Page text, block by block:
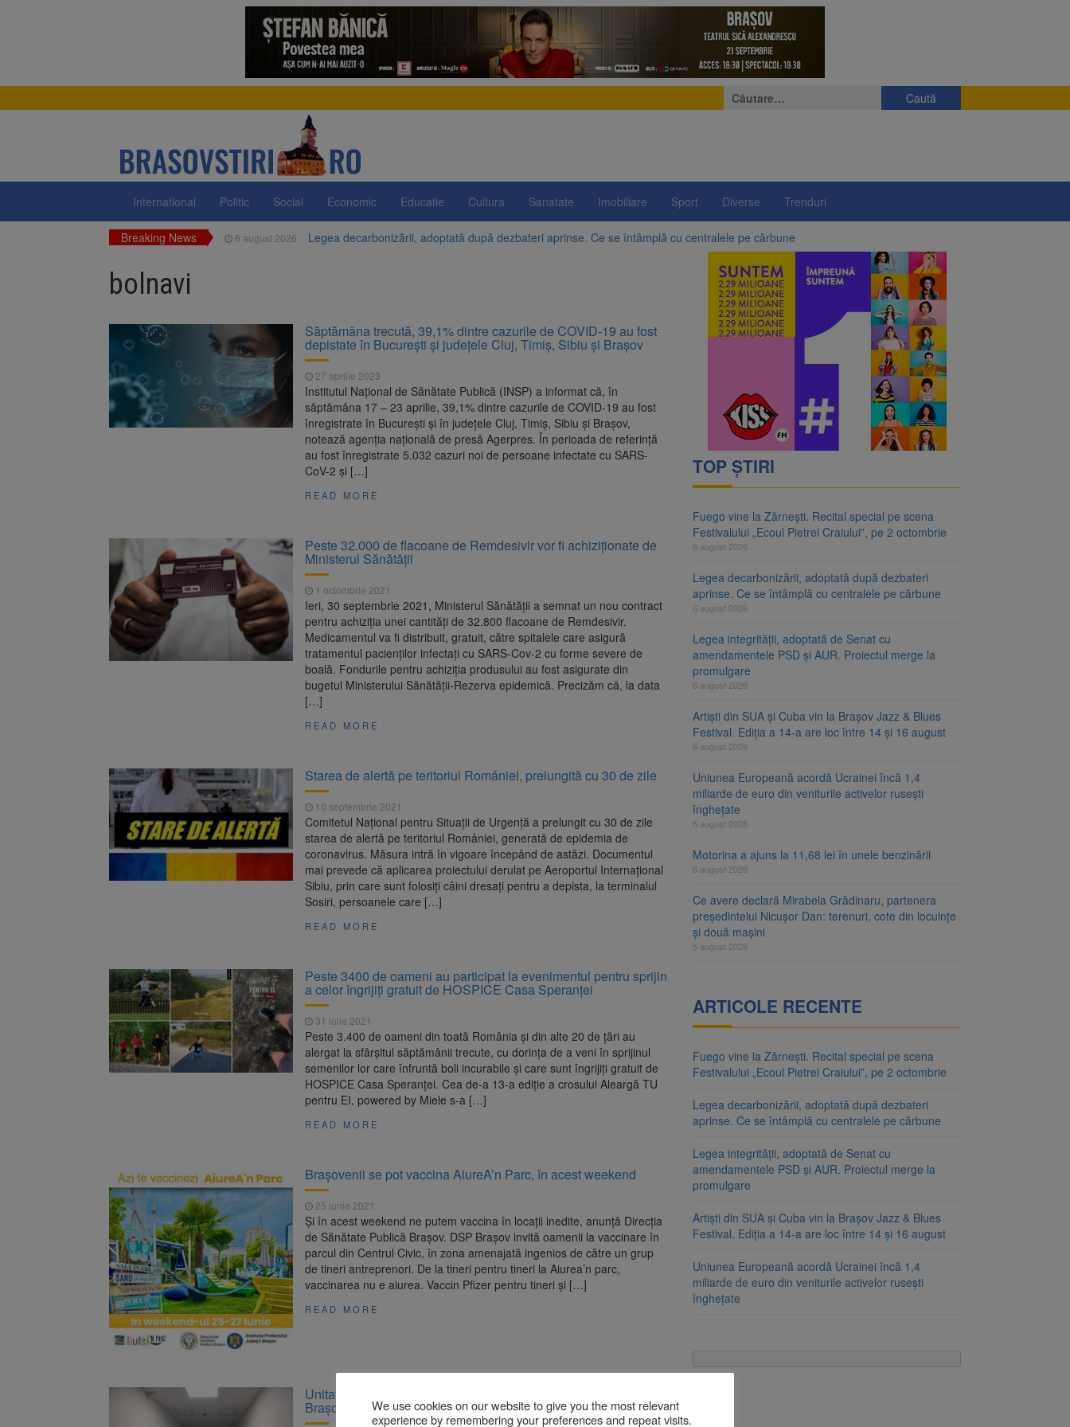
Caută
după:
International Politic Social Economic Educatie Cultura Sanatate Imobiliare Sport Diverse Trenduri
Breaking News 6 august 2026 Legea decarbonizării, adoptată după dezbateri aprinse. Ce se întâmplă cu centralele pe cărbune
Legea integrității, adoptată de Senat cu amendamentele PSD și AUR. Proiectul merge la promulgare
Artiști din SUA și Cuba vin la Brașov Jazz & Blues Festival. Ediția a 14-a are loc între 14 și 16 august
Uniunea Europeană acordă Ucrainei încă 1,4 miliarde de euro din veniturile activelor rusești înghețate
Fuego vine la Zărnești. Recital special pe scena Festivalului „Ecoul Pietrei Craiului”, pe 2 octombrie
bolnavi
Săptămâna trecută, 39,1% dintre cazurile de COVID-19 au fost
depistate în Bucureşti şi judeţele Cluj, Timiş, Sibiu şi Braşov
27 aprilie 2023
Institutul Naţional de Sănătate Publică (INSP) a informat că, în
săptămâna 17 – 23 aprilie, 39,1% dintre cazurile de COVID-19 au fost
înregistrate în Bucureşti şi în judeţele Cluj, Timiş, Sibiu şi Braşov,
notează agenția națională de presă Agerpres. În perioada de referinţă
au fost înregistrate 5.032 cazuri noi de persoane infectate cu SARS-
CoV-2 şi […]
READ MORE
Peste 32.000 de flacoane de Remdesivir vor fi achiziționate de
Ministerul Sănătății
1 octombrie 2021
Ieri, 30 septembrie 2021, Ministerul Sănătății a semnat un nou contract
pentru achiziția unei cantități de 32.800 flacoane de Remdesivir.
Medicamentul va fi distribuit, gratuit, către spitalele care asigură
tratamentul pacienților infectați cu SARS-Cov-2 cu forme severe de
boală. Fondurile pentru achiziția produsului au fost asigurate din
bugetul Ministerului Sănătății-Rezerva epidemică. Precizăm că, la data
[…]
READ MORE
Starea de alertă pe teritoriul României, prelungită cu 30 de zile
10 septembrie 2021
Comitetul Naţional pentru Situaţii de Urgenţă a prelungit cu 30 de zile
starea de alertă pe teritoriul României, generată de epidemia de
coronavirus. Măsura intră în vigoare începând de astăzi. Documentul
mai prevede că aplicarea proiectului derulat pe Aeroportul Internaţional
Sibiu, prin care sunt folosiţi câini dresaţi pentru a depista, la terminalul
Sosiri, persoanele care […]
READ MORE
Peste 3400 de oameni au participat la evenimentul pentru sprijin
a celor îngrijiți gratuit de HOSPICE Casa Speranței
31 iulie 2021
Peste 3.400 de oameni din toată România și din alte 20 de țări au
alergat la sfârșitul săptămânii trecute, cu dorința de a veni în sprijinul
semenilor lor care înfruntă boli incurabile și care sunt îngrijiți gratuit de
HOSPICE Casa Speranței. Cea de-a 13-a ediție a crosului Aleargă TU
pentru EI, powered by Miele s-a […]
READ MORE
Brașovenii se pot vaccina AiureA’n Parc, în acest weekend
25 iunie 2021
Și în acest weekend ne putem vaccina în locații inedite, anunță Direcția
de Sănătate Publică Brașov. DSP Brașov invită oamenii la vaccinare în
parcul din Centrul Civic, în zona amenajată ingenios de către un grup
de tineri antreprenori. De la tineri pentru tineri la Aiurea’n parc,
vaccinarea nu e aiurea. Vaccin Pfizer pentru tineri și […]
READ MORE
Unitatea de Primiri Urgențe, din cadrul Spitalului Judeţean
Brașov, aproape gata! Investiția valorează 10,5 milioane de lei
TOP ȘTIRI
Fuego vine la Zărnești. Recital special pe scena
Festivalului „Ecoul Pietrei Craiului”, pe 2 octombrie
6 august 2026
Legea decarbonizării, adoptată după dezbateri
aprinse. Ce se întâmplă cu centralele pe cărbune
6 august 2026
Legea integrității, adoptată de Senat cu
amendamentele PSD și AUR. Proiectul merge la
promulgare
6 august 2026
Artiști din SUA și Cuba vin la Brașov Jazz & Blues
Festival. Ediția a 14-a are loc între 14 și 16 august
6 august 2026
Uniunea Europeană acordă Ucrainei încă 1,4
miliarde de euro din veniturile activelor rusești
înghețate
6 august 2026
Motorina a ajuns la 11,68 lei în unele benzinării
6 august 2026
Ce avere declară Mirabela Grădinaru, partenera
președintelui Nicușor Dan: terenuri, cote din locuințe
și două mașini
5 august 2026
ARTICOLE RECENTE
Fuego vine la Zărnești. Recital special pe scena
Festivalului „Ecoul Pietrei Craiului”, pe 2 octombrie
Legea decarbonizării, adoptată după dezbateri
aprinse. Ce se întâmplă cu centralele pe cărbune
Legea integrității, adoptată de Senat cu
amendamentele PSD și AUR. Proiectul merge la
promulgare
Artiști din SUA și Cuba vin la Brașov Jazz & Blues
Festival. Ediția a 14-a are loc între 14 și 16 august
Uniunea Europeană acordă Ucrainei încă 1,4
miliarde de euro din veniturile activelor rusești
înghețate
We use cookies on our website to give you the most relevant
experience by remembering your preferences and repeat visits.